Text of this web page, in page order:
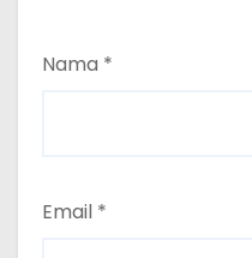
Nama *
Email *